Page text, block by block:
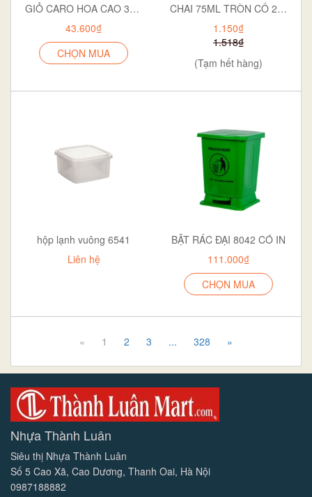
GIỎ CARO HOA CAO 3371
43.600₫
CHỌN MUA
CHAI 75ML TRÒN CỔ 28 NGẮN P12-0551
1.150₫
1.518₫
(Tạm hết hàng)
hộp lạnh vuông 6541
Liên hệ
BẬT RÁC ĐẠI 8042 CÓ IN
111.000₫
CHỌN MUA
« 1 2 3 ... 328 »
Nhựa Thành Luân
Siêu thị Nhựa Thành Luân
Số 5 Cao Xã, Cao Dương, Thanh Oai, Hà Nội
0987188882